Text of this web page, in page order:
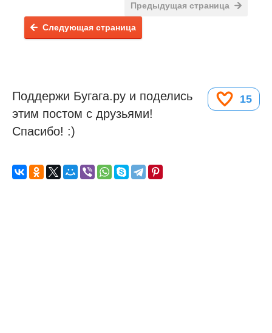
Предыдущая страница
Следующая страница
15
Поддержи Бугага.ру и поделись
этим постом с друзьями!
Спасибо! :)